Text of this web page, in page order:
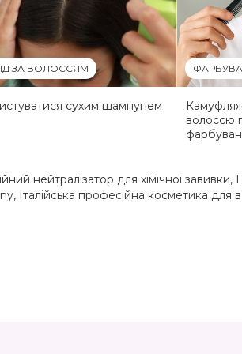
ЗА ВОЛОССЯМ
сухим шампунем
волоссю
нейтралізатор для хімічної завивки,
, Італійська професійна косметика для